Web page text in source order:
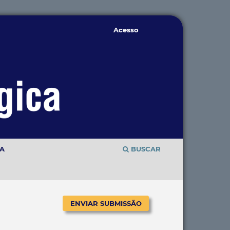
BUSCAR
Acesso
ENVIAR SUBMISSÃO